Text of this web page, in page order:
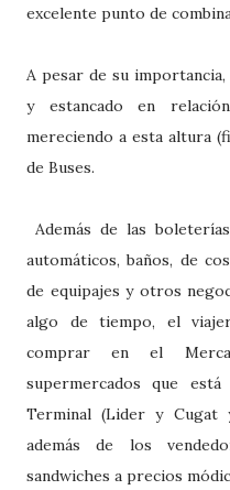
excelente punto de
A pesar de su
y estancado en
mereciendo a esta altura
de Buses.
Además de las
automáticos, baños, de
de equipajes y otros
algo de tiempo, el
comprar en el
supermercados que
Terminal (Lider y Cugat
además de los
sandwiches a precios